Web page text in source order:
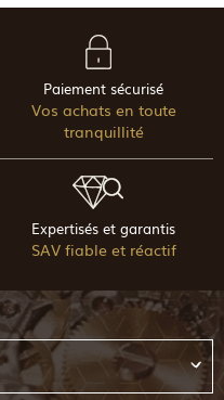
Paiement sécurisé
Vos achats en toute
tranquillité
Expertisés et garantis
SAV fiable et réactif